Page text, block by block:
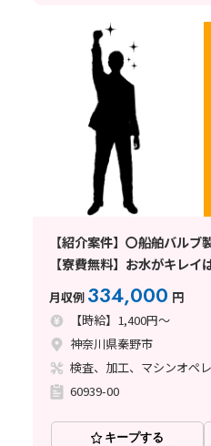
【紹介案件】〇船舶バル
【寮費無料】お水がキレ
10~50代活躍中◎
月収例 334,000 円
【時給】1,400円～
神奈川県秦野市
検査、加工、マシンオペ
60939-00
キープする